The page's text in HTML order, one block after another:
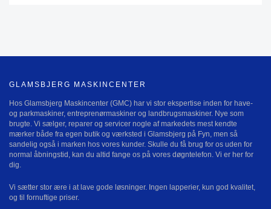
GLAMSBJERG MASKINCENTER
Hos Glamsbjerg Maskincenter (GMC) har vi stor ekspertise inden for have-
og parkmaskiner, entreprenørmaskiner og landbrugsmaskiner. Nye som
brugte. Vi sælger, reparer og servicer nogle af markedets mest kendte
mærker både fra egen butik og værksted i Glamsbjerg på Fyn, men så
sandelig også i marken hos vores kunder. Skulle du få brug for os uden for
normal åbningstid, kan du altid fange os på vores døgntelefon. Vi er her for
dig.
Vi sætter stor ære i at lave gode løsninger. Ingen lapperier, kun god kvalitet,
og til fornuftige priser.